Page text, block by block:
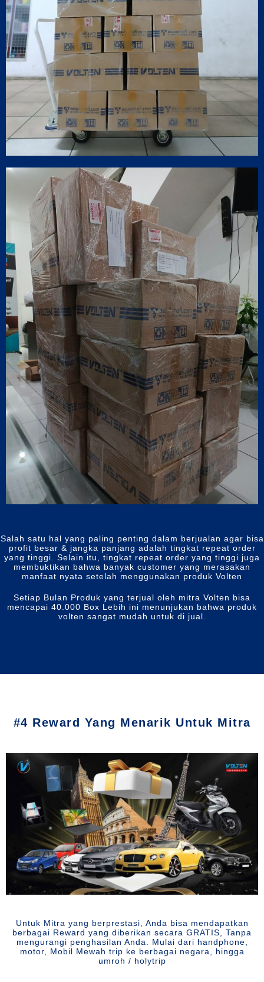
Salah satu hal yang paling penting dalam berjualan agar bisa
profit besar & jangka panjang adalah tingkat repeat order
yang tinggi. Selain itu, tingkat repeat order yang tinggi juga
membuktikan bahwa banyak customer yang merasakan
manfaat nyata setelah menggunakan produk Volten
Setiap Bulan Produk yang terjual oleh mitra Volten bisa
mencapai 40.000 Box Lebih ini menunjukan bahwa produk
volten sangat mudah untuk di jual.
#4 Reward Yang Menarik Untuk Mitra
Untuk Mitra yang berprestasi, Anda bisa mendapatkan
berbagai Reward yang diberikan secara GRATIS, Tanpa
mengurangi penghasilan Anda. Mulai dari handphone,
motor, Mobil Mewah trip ke berbagai negara, hingga
umroh / holytrip